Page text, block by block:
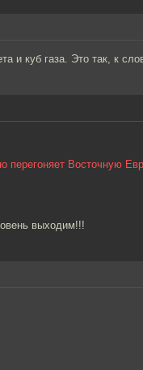
и куб газа. Это так, к
Восточную
выходим!!!